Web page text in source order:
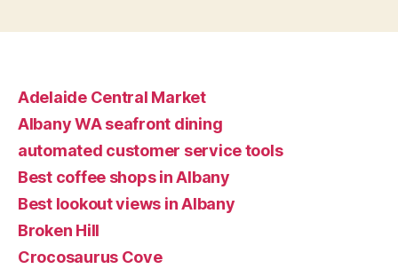
Adelaide Central Market
Albany WA seafront dining
automated customer service tools
Best coffee shops in Albany
Best lookout views in Albany
Broken Hill
Crocosaurus Cove